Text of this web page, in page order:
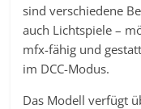
sind verschiedene
auch Lichtspiele –
mfx-fähig und
im DCC-Modus.
Das Modell verfügt